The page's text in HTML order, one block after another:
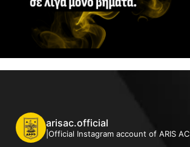
arisac.official
|Official Instagram account of ARIS AC|